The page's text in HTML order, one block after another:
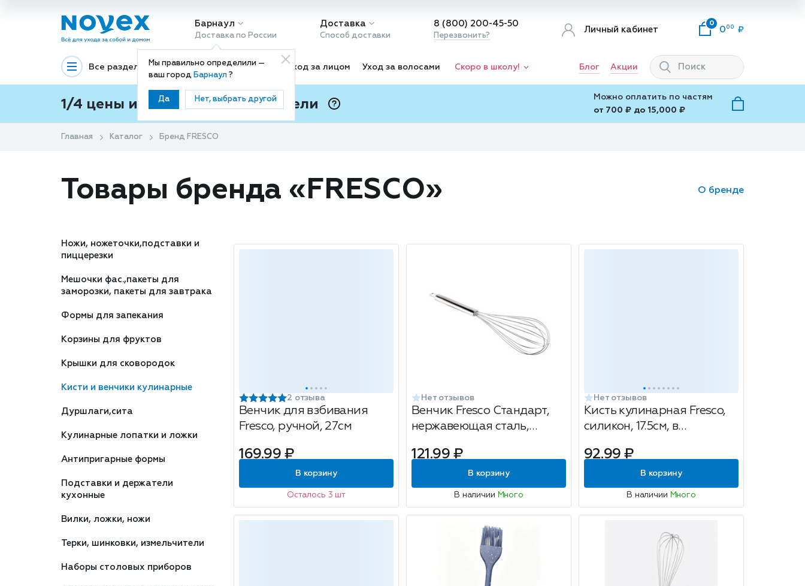
Барнаул
Доставка по России
Мы правильно определили —
ваш город Барнаул?
Да Нет, выбрать другой
Доставка
Способ доставки
8 (800) 200-45-50
Перезвонить?
Личный кабинет
0
0 00
Все разделы Декоративная косметика Уход за лицом Уход за волосами Скоро в школу! Блог Акции
1/4 цены и покупки ваши с Подели
Можно оплатить по частям
от 700 ₽ до 15,000 ₽
Главная Каталог Бренд FRESCO
Товары бренда «FRESCO» О бренде
Ножи, ножеточки,подставки и
пиццерезки
Мешочки фас.,пакеты для
заморозки, пакеты для завтрака
Формы для запекания
Корзины для фруктов
Крышки для сковородок
Кисти и венчики кулинарные
Дуршлаги,сита
Кулинарные лопатки и ложки
Антипригарные формы
Подставки и держатели
кухонные
Вилки, ложки, ножи
Терки, шинковки, измельчители
Наборы столовых приборов
2 отзыва
Венчик для взбивания
Fresco, ручной, 27см
169.99 ₽
В корзину
Осталось 3 шт
Нет отзывов
Венчик Fresco Стандарт,
нержавеющая сталь,
121.99 ₽
В корзину
В наличии Много
Нет отзывов
Кисть кулинарная Fresco,
силикон, 17.5см, в
92.99 ₽
В корзину
В наличии Много